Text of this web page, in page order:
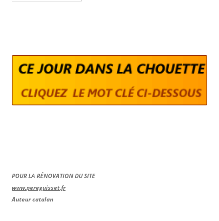
POUR LA RÉNOVATION DU SITE
www.pereguisset.fr
Auteur catalan